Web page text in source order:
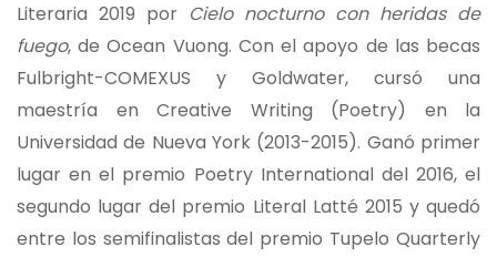
Literaria 2019 por Cielo nocturno con heridas de
fuego, de Ocean Vuong. Con el apoyo de las becas
Fulbright-COMEXUS y Goldwater, cursó una
maestría en Creative Writing (Poetry) en la
Universidad de Nueva York (2013-2015). Ganó primer
lugar en el premio Poetry International del 2016, el
segundo lugar del premio Literal Latté 2015 y quedó
entre los semifinalistas del premio Tupelo Quarterly